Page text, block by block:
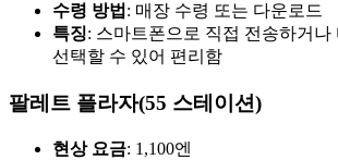
수령 방법 : 매장 수령 또는 다운로드
특징: 스마트폰으로 직접 전송하거나
선택할 수 있어 편리함
팔레트 플라자(55 스테이션)
현상 요금: 1,100엔